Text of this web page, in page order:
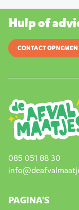
Hulp of
CONTACT OPNEMEN
085 051 88 30
PAGINA'S